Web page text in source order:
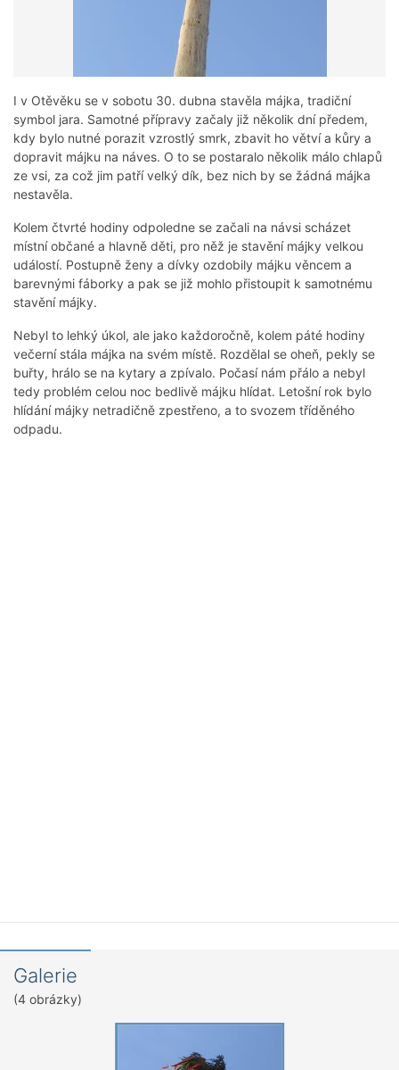
I v Otěvěku se v sobotu 30. dubna stavěla májka, tradiční
symbol jara. Samotné přípravy začaly již několik dní předem,
kdy bylo nutné porazit vzrostlý smrk, zbavit ho větví a kůry a
dopravit májku na náves. O to se postaralo několik málo chlapů
ze vsi, za což jim patří velký dík, bez nich by se žádná májka
nestavěla.
Kolem čtvrté hodiny odpoledne se začali na návsi scházet
místní občané a hlavně děti, pro něž je stavění májky velkou
událostí. Postupně ženy a dívky ozdobily májku věncem a
barevnými fáborky a pak se již mohlo přistoupit k samotnému
stavění májky.
Nebyl to lehký úkol, ale jako každoročně, kolem páté hodiny
večerní stála májka na svém místě. Rozdělal se oheň, pekly se
buřty, hrálo se na kytary a zpívalo. Počasí nám přálo a nebyl
tedy problém celou noc bedlivě májku hlídat. Letošní rok bylo
hlídání májky netradičně zpestřeno, a to svozem tříděného
odpadu.
Galerie
(4 obrázky)